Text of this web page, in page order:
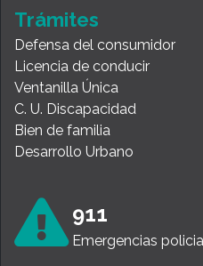
Trámites
Defensa del consumidor
Licencia de conducir
Ventanilla Única
C. U. Discapacidad
Bien de familia
Desarrollo Urbano
911
Emergencias